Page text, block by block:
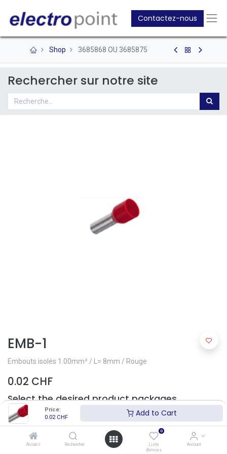
Price:
0.02 CHF Add to Cart
Accueil Rechercher
0
Liste
d'envies
Account
Contactez-nous
Shop 3685868 OU 3685875
Rechercher sur notre site
EMB-1
Embouts isolés 1.00mm² / L= 8mm / Rouge
0.02 CHF
Select the desired product packages
% ) ( pce)